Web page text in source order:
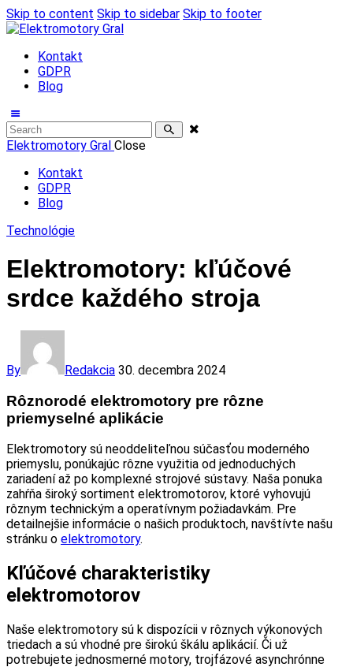
Skip to content Skip to sidebar Skip to footer
Kontakt
GDPR
Blog
Elektromotory Gral Close
Kontakt
GDPR
Blog
Technológie
Elektromotory: kľúčové
srdce každého stroja
By Redakcia 30. decembra 2024
Rôznorodé elektromotory pre rôzne
priemyselné aplikácie
Elektromotory sú neoddeliteľnou súčasťou moderného
priemyslu, ponúkajúc rôzne využitia od jednoduchých
zariadení až po komplexné strojové sústavy. Naša ponuka
zahŕňa široký sortiment elektromotorov, ktoré vyhovujú
rôznym technickým a operatívnym požiadavkám. Pre
detailnejšie informácie o našich produktoch, navštívte našu
stránku o elektromotory.
Kľúčové charakteristiky
elektromotorov
Naše elektromotory sú k dispozícii v rôznych výkonových
triedach a sú vhodné pre širokú škálu aplikácií. Či už
potrebujete jednosmerné motory, trojfázové asynchrónne